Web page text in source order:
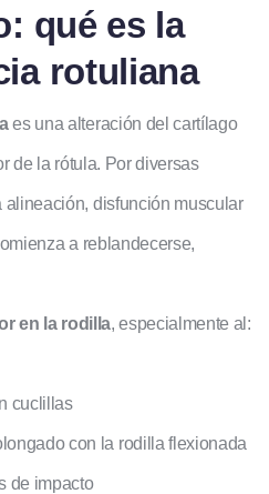
qué es la
rotuliana
es una alteración del cartílago
de la rótula. Por diversas
disfunción muscular
a reblandecerse,
en la rodilla, especialmente al:
cuclillas
con la rodilla flexionada
de impacto